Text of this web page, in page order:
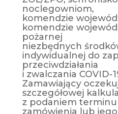
noclegowniom,
komendzie
komendzie
pożarnej
niezbędnych
indywidualnej do
przeciwdziałania
i zwalczania COVID-
Zamawiający
szczegółowej
z podaniem terminu
zamówienia lub